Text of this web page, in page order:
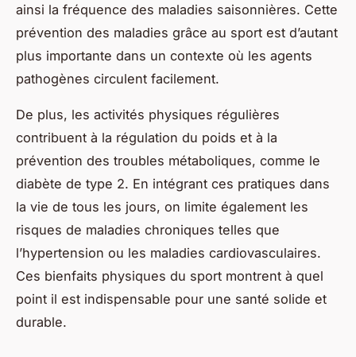
ainsi la fréquence des maladies saisonnières. Cette
prévention des maladies grâce au sport est d’autant
plus importante dans un contexte où les agents
pathogènes circulent facilement.
De plus, les activités physiques régulières
contribuent à la régulation du poids et à la
prévention des troubles métaboliques, comme le
diabète de type 2. En intégrant ces pratiques dans
la vie de tous les jours, on limite également les
risques de maladies chroniques telles que
l’hypertension ou les maladies cardiovasculaires.
Ces bienfaits physiques du sport montrent à quel
point il est indispensable pour une santé solide et
durable.